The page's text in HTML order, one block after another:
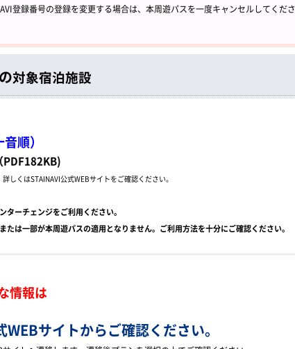
登録番号の登録を変更する場合は、本周遊パスを一度キャンセルしてくださ
対象宿泊施設
順）
（PDF182KB)
しくはSTAINAVI公式WEBサイトをご確認ください。
ーチェンジをご利用ください。
は一部が本周遊パスの適用となりません。ご利用方法を十分にご確認ください。
情報は
WEBサイトからご確認ください。